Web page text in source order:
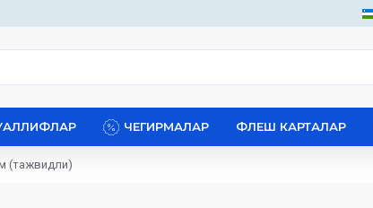
ЧЕГИРМАЛАР ФЛЕШ КАРТАЛАР
(тажвидли)